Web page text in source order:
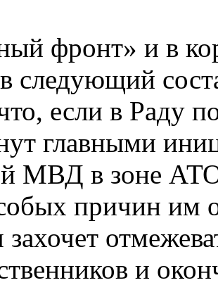
фронт» и в
следующий
если в Раду
главными
МВД в зоне
причин им
захочет
и